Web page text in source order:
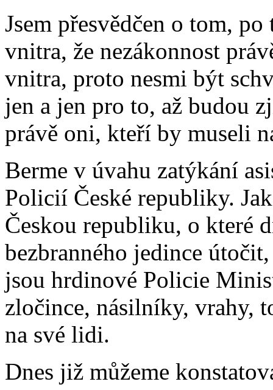
Jsem přesvědčen o tom,
vnitra, že nezákonnost
vnitra, proto nesmi být
jen a jen pro to, až budou
právě oni, kteří by museli
Berme v úvahu zatýkání
Policií České republiky.
Českou republiku, o které
bezbranného jedince
jsou hrdinové Policie
zločince, násilníky, vrahy,
na své lidi.
Dnes již můžeme